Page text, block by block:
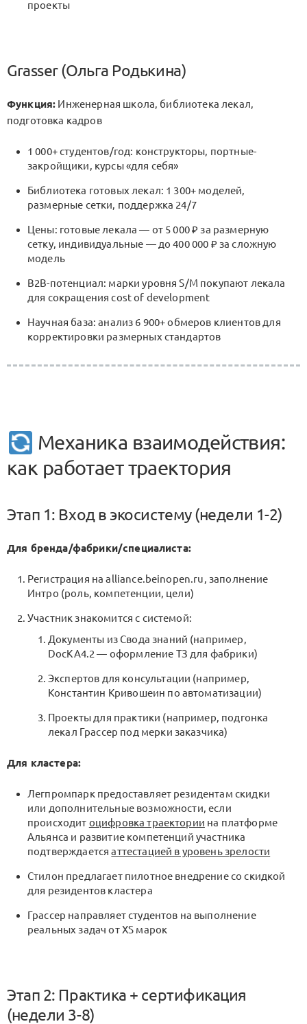
проекты
Grasser (Ольга Родькина)
Функция: Инженерная школа, библиотека лекал,
подготовка кадров
1 000+ студентов/год: конструкторы, портные-
закройщики, курсы «для себя»
Библиотека готовых лекал: 1 300+ моделей,
размерные сетки, поддержка 24/7
Цены: готовые лекала — от 5 000 ₽ за размерную
сетку, индивидуальные — до 400 000 ₽ за сложную
модель
B2B-потенциал: марки уровня S/M покупают лекала
для сокращения cost of development
Научная база: анализ 6 900+ обмеров клиентов для
корректировки размерных стандартов
Механика взаимодействия:
как работает траектория
Этап 1: Вход в экосистему (недели 1-2)
Для бренда/фабрики/специалиста:
Регистрация на alliance.beinopen.ru, заполнение
Интро (роль, компетенции, цели)
Участник знакомится с системой:
Документы из Свода знаний (например,
DocKA4.2 — оформление ТЗ для фабрики)
Экспертов для консультации (например,
Константин Кривошеин по автоматизации)
Проекты для практики (например, подгонка
лекал Грассер под мерки заказчика)
Для кластера:
Легпромпарк предоставляет резидентам скидки
или дополнительные возможности, если
происходит оцифровка траектории на платформе
Альянса и развитие компетенций участника
подтверждаетсяаттестацией в уровень зрелости
Стилон предлагает пилотное внедрение со скидкой
для резидентов кластера
Грассер направляет студентов на выполнение
реальных задач от XS марок
Этап 2: Практика + сертификация
(недели 3-8)